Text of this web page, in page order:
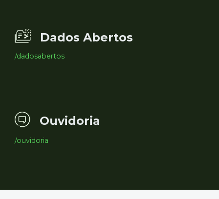
Dados Abertos
/dadosabertos
Ouvidoria
/ouvidoria